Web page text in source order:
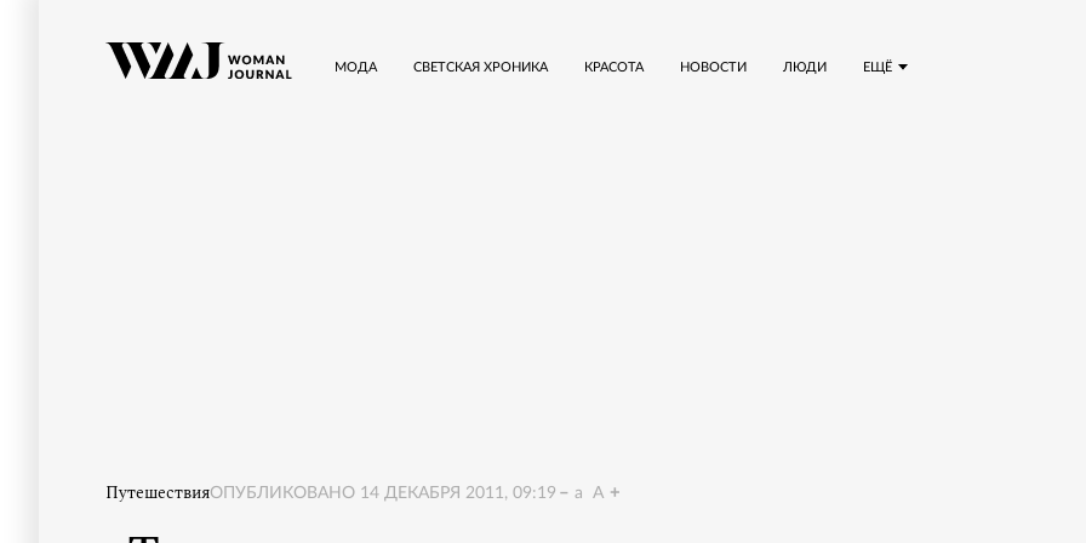
ЕЩЁ
МОДА СВЕТСКАЯ ХРОНИКА КРАСОТА НОВОСТИ ЛЮДИ
ПутешествияОПУБЛИКОВАНО 14 ДЕКАБРЯ 2011, 09:19 a A